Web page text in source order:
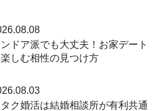
ドア派でも大丈夫！お家デート
楽しむ相性の見つけ方
ク婚活は結婚相談所が有利共通